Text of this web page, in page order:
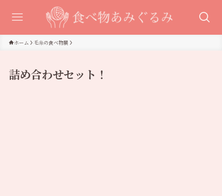
ホーム 毛糸の食べ物展
詰め合わせセット！